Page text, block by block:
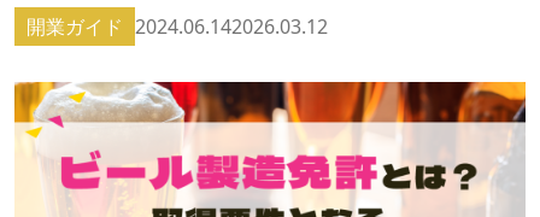
開業ガイド 2024.06.142026.03.12